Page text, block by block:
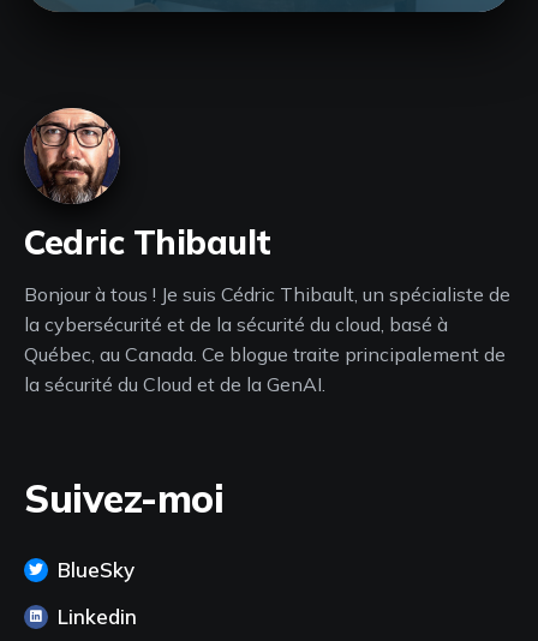
Cedric Thibault
Bonjour à tous ! Je suis Cédric Thibault, un spécialiste de
la cybersécurité et de la sécurité du cloud, basé à
Québec, au Canada. Ce blogue traite principalement de
la sécurité du Cloud et de la GenAI.
Suivez-moi
BlueSky
Linkedin